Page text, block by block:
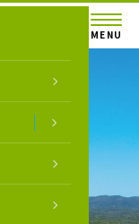
MENU